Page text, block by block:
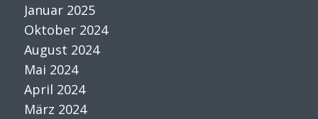
Januar 2025
Oktober 2024
August 2024
Mai 2024
April 2024
März 2024